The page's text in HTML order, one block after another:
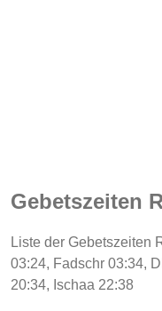
Gebetszeiten
Liste der Gebetszeiten
03:24, Fadschr 03:34,
20:34, Ischaa 22:38